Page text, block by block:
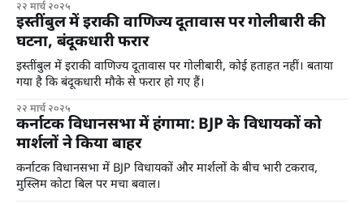
२२ मार्च २०२५
इस्तींबुल में इराकी वाणिज्य दूतावास पर गोलीबारी की
घटना, बंदूकधारी फरार
इस्तींबुल में इराकी वाणिज्य दूतावास पर गोलीबारी, कोई हताहत नहीं। बताया
गया है कि बंदूकधारी मौके से फरार हो गए हैं।
२२ मार्च २०२५
कर्नाटक विधानसभा में हंगामा: BJP के विधायकों को
मार्शलों ने किया बाहर
कर्नाटक विधानसभा में BJP विधायकों और मार्शलों के बीच भारी टकराव,
मुस्लिम कोटा बिल पर मचा बवाल।